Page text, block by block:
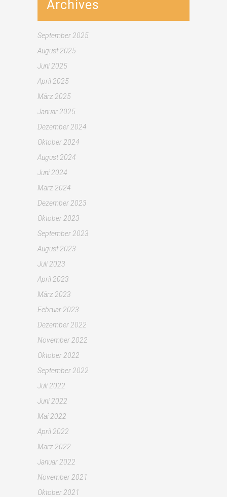
Archives
September 2025
August 2025
Juni 2025
April 2025
März 2025
Januar 2025
Dezember 2024
Oktober 2024
August 2024
Juni 2024
März 2024
Dezember 2023
Oktober 2023
September 2023
August 2023
Juli 2023
April 2023
März 2023
Februar 2023
Dezember 2022
November 2022
Oktober 2022
September 2022
Juli 2022
Juni 2022
Mai 2022
April 2022
März 2022
Januar 2022
November 2021
Oktober 2021